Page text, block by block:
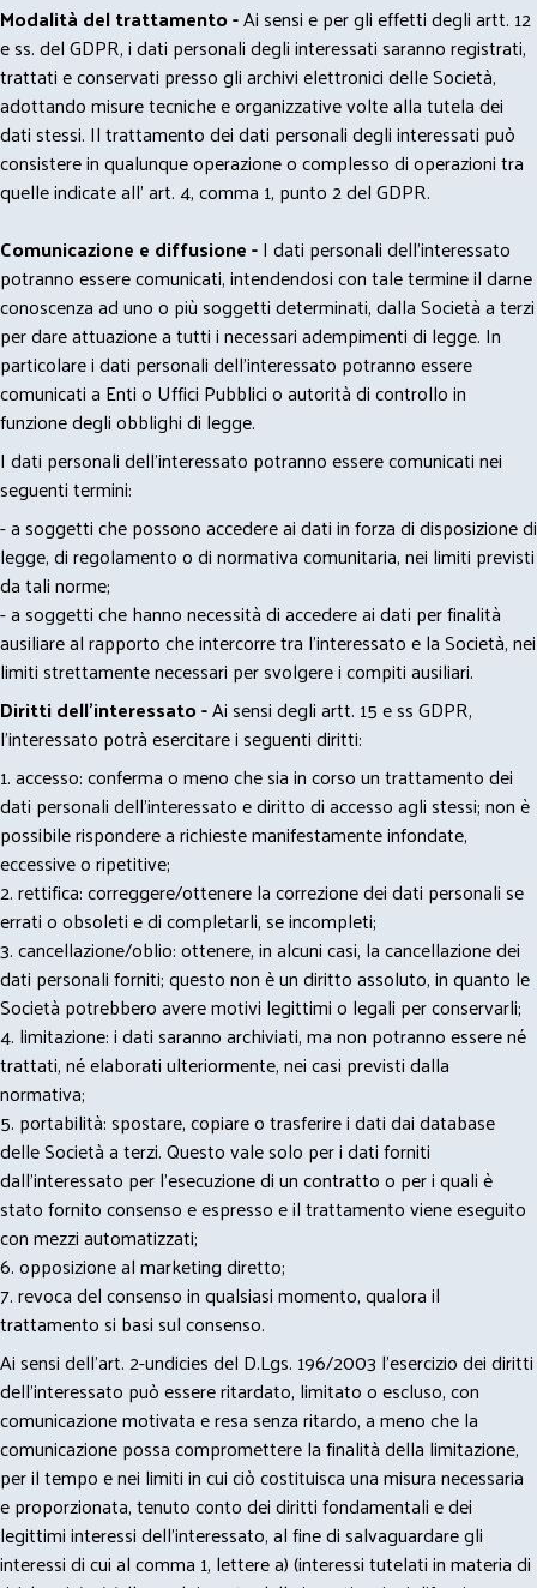
Modalità del trattamento -Ai sensi e per gli effetti degli artt. 12
e ss. del GDPR, i dati personali degli interessati saranno registrati,
trattati e conservati presso gli archivi elettronici delle Società,
adottando misure tecniche e organizzative volte alla tutela dei
dati stessi. Il trattamento dei dati personali degli interessati può
consistere in qualunque operazione o complesso di operazioni tra
quelle indicate all' art. 4, comma 1, punto 2 del GDPR.
Comunicazione e diffusione -I dati personali dell’interessato
potranno essere comunicati, intendendosi con tale termine il darne
conoscenza ad uno o più soggetti determinati, dalla Società a terzi
per dare attuazione a tutti i necessari adempimenti di legge. In
particolare i dati personali dell’interessato potranno essere
comunicati a Enti o Uffici Pubblici o autorità di controllo in
funzione degli obblighi di legge.
I dati personali dell’interessato potranno essere comunicati nei
seguenti termini:
- a soggetti che possono accedere ai dati in forza di disposizione di
legge, di regolamento o di normativa comunitaria, nei limiti previsti
da tali norme;
- a soggetti che hanno necessità di accedere ai dati per finalità
ausiliare al rapporto che intercorre tra l’interessato e la Società, nei
limiti strettamente necessari per svolgere i compiti ausiliari.
Diritti dell’interessato -Ai sensi degli artt. 15 e ss GDPR,
l’interessato potrà esercitare i seguenti diritti:
1. accesso: conferma o meno che sia in corso un trattamento dei
dati personali dell’interessato e diritto di accesso agli stessi; non è
possibile rispondere a richieste manifestamente infondate,
eccessive o ripetitive;
2. rettifica: correggere/ottenere la correzione dei dati personali se
errati o obsoleti e di completarli, se incompleti;
3. cancellazione/oblio: ottenere, in alcuni casi, la cancellazione dei
dati personali forniti; questo non è un diritto assoluto, in quanto le
Società potrebbero avere motivi legittimi o legali per conservarli;
4. limitazione: i dati saranno archiviati, ma non potranno essere né
trattati, né elaborati ulteriormente, nei casi previsti dalla
normativa;
5. portabilità: spostare, copiare o trasferire i dati dai database
delle Società a terzi. Questo vale solo per i dati forniti
dall’interessato per l’esecuzione di un contratto o per i quali è
stato fornito consenso e espresso e il trattamento viene eseguito
con mezzi automatizzati;
6. opposizione al marketing diretto;
7. revoca del consenso in qualsiasi momento, qualora il
trattamento si basi sul consenso.
Ai sensi dell’art. 2-undicies del D.Lgs. 196/2003 l’esercizio dei diritti
dell’interessato può essere ritardato, limitato o escluso, con
comunicazione motivata e resa senza ritardo, a meno che la
comunicazione possa compromettere la finalità della limitazione,
per il tempo e nei limiti in cui ciò costituisca una misura necessaria
e proporzionata, tenuto conto dei diritti fondamentali e dei
legittimi interessi dell’interessato, al fine di salvaguardare gli
interessi di cui al comma 1, lettere a) (interessi tutelati in materia di